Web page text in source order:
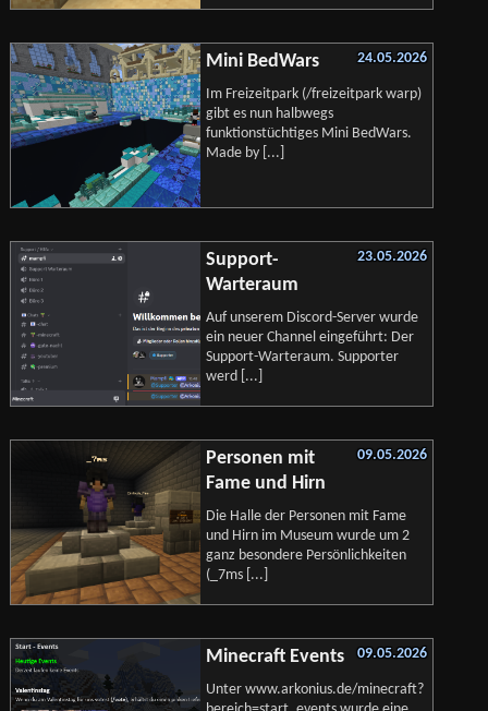
Mini BedWars 24.05.2026
Im Freizeitpark (/freizeitpark warp)
gibt es nun halbwegs
funktionstüchtiges Mini BedWars.
Made by [...]
Support-
Warteraum
23.05.2026
Auf unserem Discord-Server wurde
ein neuer Channel eingeführt: Der
Support-Warteraum. Supporter
werd [...]
Personen mit
Fame und Hirn
09.05.2026
Die Halle der Personen mit Fame
und Hirn im Museum wurde um 2
ganz besondere Persönlichkeiten
(_7ms [...]
Minecraft Events 09.05.2026
Unter www.arkonius.de/minecraft?